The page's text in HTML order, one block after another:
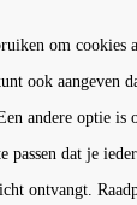
om cookies
ook aangeven
andere optie is
passen dat je
ontvangt.